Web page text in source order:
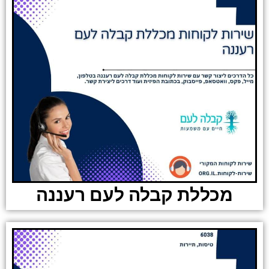
מכללת קבלה לעם רעננה